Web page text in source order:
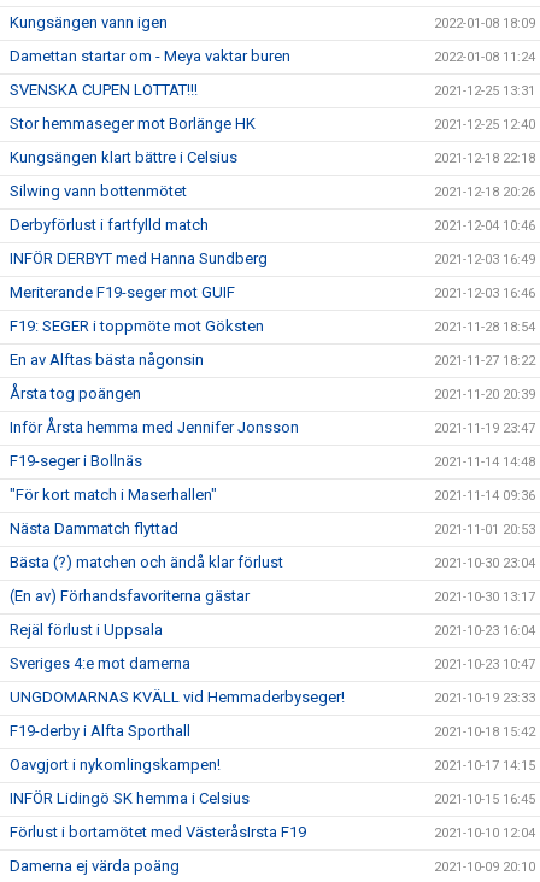
Kungsängen vann igen 2022-01-08 18:09
Damettan startar om - Meya vaktar buren 2022-01-08 11:24
SVENSKA CUPEN LOTTAT!!! 2021-12-25 13:31
Stor hemmaseger mot Borlänge HK 2021-12-25 12:40
Kungsängen klart bättre i Celsius 2021-12-18 22:18
Silwing vann bottenmötet 2021-12-18 20:26
Derbyförlust i fartfylld match 2021-12-04 10:46
INFÖR DERBYT med Hanna Sundberg 2021-12-03 16:49
Meriterande F19-seger mot GUIF 2021-12-03 16:46
F19: SEGER i toppmöte mot Göksten 2021-11-28 18:54
En av Alftas bästa någonsin 2021-11-27 18:22
Årsta tog poängen 2021-11-20 20:39
Inför Årsta hemma med Jennifer Jonsson 2021-11-19 23:47
F19-seger i Bollnäs 2021-11-14 14:48
"För kort match i Maserhallen" 2021-11-14 09:36
Nästa Dammatch flyttad 2021-11-01 20:53
Bästa (?) matchen och ändå klar förlust 2021-10-30 23:04
(En av) Förhandsfavoriterna gästar 2021-10-30 13:17
Rejäl förlust i Uppsala 2021-10-23 16:04
Sveriges 4:e mot damerna 2021-10-23 10:47
UNGDOMARNAS KVÄLL vid Hemmaderbyseger! 2021-10-19 23:33
F19-derby i Alfta Sporthall 2021-10-18 15:42
Oavgjort i nykomlingskampen! 2021-10-17 14:15
INFÖR Lidingö SK hemma i Celsius 2021-10-15 16:45
Förlust i bortamötet med VästeråsIrsta F19 2021-10-10 12:04
Damerna ej värda poäng 2021-10-09 20:10